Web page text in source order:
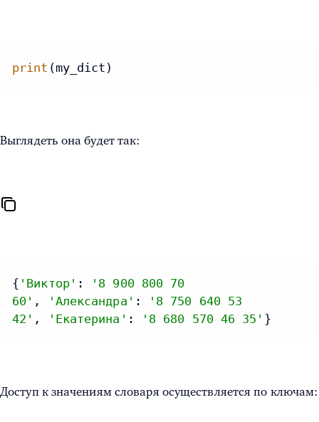
print (my_dict)
Выглядеть она будет так:
{ 'Виктор' :
'8 900 800 70
60' , 'Александра' :
'8 750 640 53
42' , 'Екатерина' : '8 680 570 46 35' }
Доступ к значениям словаря осуществляется по ключам: